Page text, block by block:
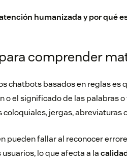
humanizada y por qué
comprender
chatbots basados en reglas es
o el significado de las palabras
coloquiales, jergas, abreviaturas
pueden fallar al reconocer
lo que afecta a la